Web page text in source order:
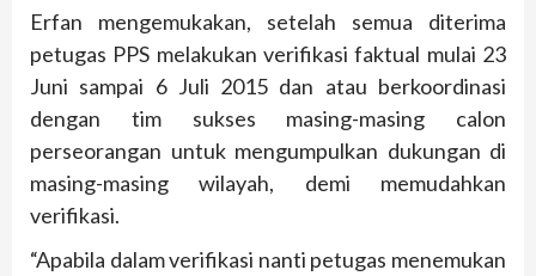
Erfan mengemukakan, setelah semua diterima
petugas PPS melakukan verifikasi faktual mulai 23
Juni sampai 6 Juli 2015 dan atau berkoordinasi
dengan tim sukses masing-masing calon
perseorangan untuk mengumpulkan dukungan di
masing-masing wilayah, demi memudahkan
verifikasi.
“Apabila dalam verifikasi nanti petugas menemukan